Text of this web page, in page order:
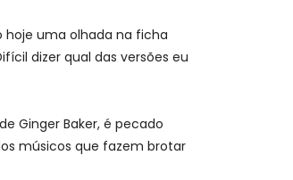
hoje uma olhada na ficha
dizer qual das versões eu
Ginger Baker, é pecado
músicos que fazem brotar